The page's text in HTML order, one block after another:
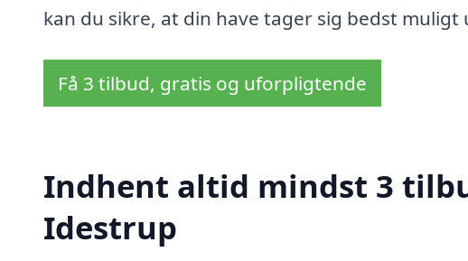
kan du sikre, at din have tager sig bedst muligt
Få 3 tilbud, gratis og uforpligtende
Indhent altid mindst 3
Idestrup